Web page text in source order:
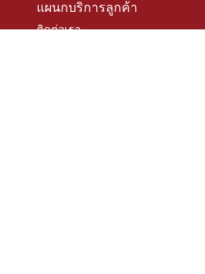
แผนกบริการลูกค้า
ติดต่อเรา